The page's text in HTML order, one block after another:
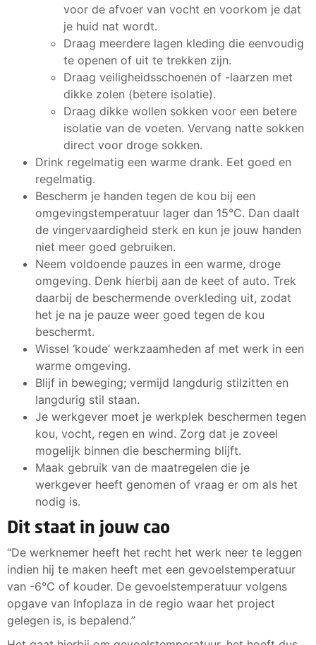
voor de afvoer van vocht en voorkom je dat
je huid nat wordt.
Draag meerdere lagen kleding die eenvoudig
te openen of uit te trekken zijn.
Draag veiligheidsschoenen of -laarzen met
dikke zolen (betere isolatie).
Draag dikke wollen sokken voor een betere
isolatie van de voeten. Vervang natte sokken
direct voor droge sokken.
Drink regelmatig een warme drank. Eet goed en
regelmatig.
Bescherm je handen tegen de kou bij een
omgevingstemperatuur lager dan 15°C. Dan daalt
de vingervaardigheid sterk en kun je jouw handen
niet meer goed gebruiken.
Neem voldoende pauzes in een warme, droge
omgeving. Denk hierbij aan de keet of auto. Trek
daarbij de beschermende overkleding uit, zodat
het je na je pauze weer goed tegen de kou
beschermt.
Wissel ‘koude’ werkzaamheden af met werk in een
warme omgeving.
Blijf in beweging; vermijd langdurig stilzitten en
langdurig stil staan.
Je werkgever moet je werkplek beschermen tegen
kou, vocht, regen en wind. Zorg dat je zoveel
mogelijk binnen die bescherming blijft.
Maak gebruik van de maatregelen die je
werkgever heeft genomen of vraag er om als het
nodig is.
Dit staat in jouw cao
“De werknemer heeft het recht het werk neer te leggen
indien hij te maken heeft met een gevoelstemperatuur
van -6°C of kouder. De gevoelstemperatuur volgens
opgave van Infoplaza in de regio waar het project
gelegen is, is bepalend.”